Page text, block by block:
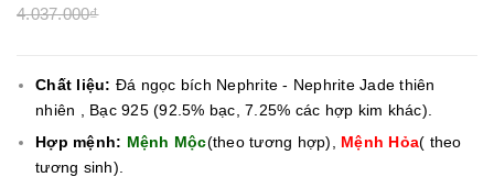
4.037.000₫
Chất liệu: Đá ngọc bích Nephrite - Nephrite Jade thiên
nhiên , Bạc 925 (92.5% bạc, 7.25% các hợp kim khác).
Hợp mệnh: Mệnh Mộc(theo tương hợp), Mệnh Hỏa( theo
tương sinh).